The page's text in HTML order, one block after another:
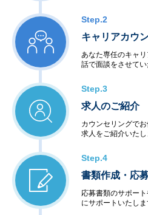
Step.2
キャリアカウ
あなた専任のキャ
話で面談をさせてい
Step.3
求人のご紹介
カウンセリングで
求人をご紹介いたし
Step.4
書類作成・応
応募書類のサポー
にサポートいたしま